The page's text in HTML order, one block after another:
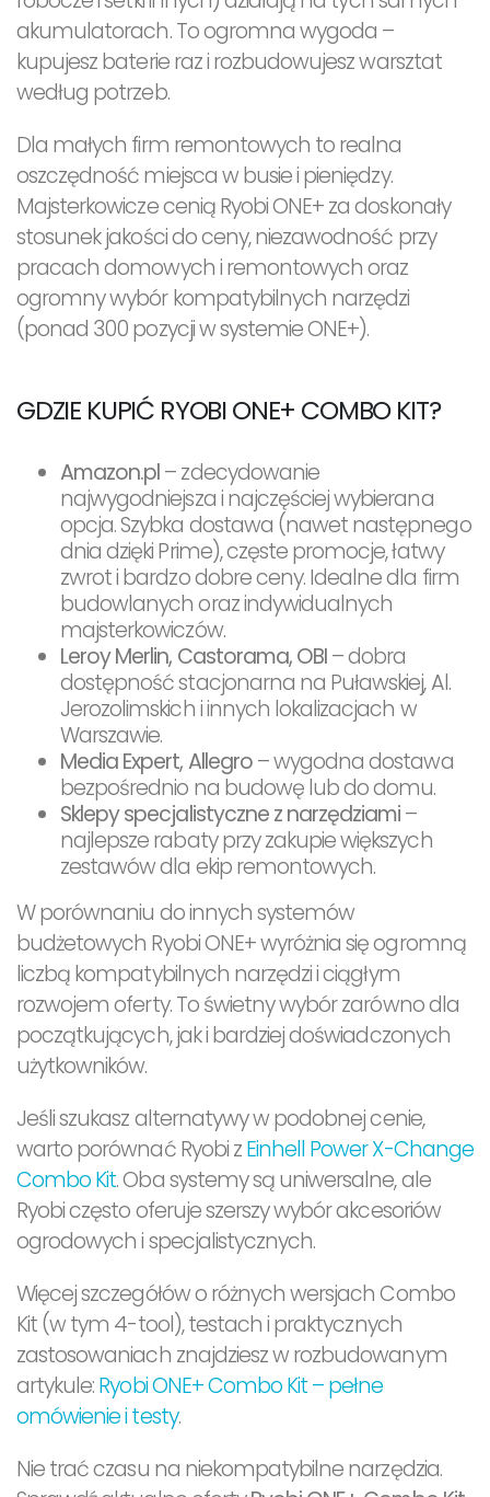
akumulatorach. To ogromna wygoda –
kupujesz baterie raz i rozbudowujesz warsztat
według potrzeb.
Dla małych firm remontowych to realna
oszczędność miejsca w busie i pieniędzy.
Majsterkowicze cenią Ryobi ONE+ za doskonały
stosunek jakości do ceny, niezawodność przy
pracach domowych i remontowych oraz
ogromny wybór kompatybilnych narzędzi
(ponad 300 pozycji w systemie ONE+).
GDZIE KUPIĆ RYOBI ONE+ COMBO KIT?
Amazon.pl– zdecydowanie
najwygodniejsza i najczęściej wybierana
opcja. Szybka dostawa (nawet następnego
dnia dzięki Prime), częste promocje, łatwy
zwrot i bardzo dobre ceny. Idealne dla firm
budowlanych oraz indywidualnych
majsterkowiczów.
Leroy Merlin, Castorama, OBI– dobra
dostępność stacjonarna na Puławskiej, Al.
Jerozolimskich i innych lokalizacjach w
Warszawie.
Media Expert, Allegro– wygodna dostawa
bezpośrednio na budowę lub do domu.
Sklepy specjalistyczne z narzędziami–
najlepsze rabaty przy zakupie większych
zestawów dla ekip remontowych.
W porównaniu do innych systemów
budżetowych Ryobi ONE+ wyróżnia się ogromną
liczbą kompatybilnych narzędzi i ciągłym
rozwojem oferty. To świetny wybór zarówno dla
początkujących, jak i bardziej doświadczonych
użytkowników.
Jeśli szukasz alternatywy w podobnej cenie,
warto porównać Ryobi zEinhell Power X-Change
Combo Kit. Oba systemy są uniwersalne, ale
Ryobi często oferuje szerszy wybór akcesoriów
ogrodowych i specjalistycznych.
Więcej szczegółów o różnych wersjach Combo
Kit (w tym 4-tool), testach i praktycznych
zastosowaniach znajdziesz w rozbudowanym
artykule:Ryobi ONE+ Combo Kit – pełne
omówienie i testy.
Nie trać czasu na niekompatybilne narzędzia.